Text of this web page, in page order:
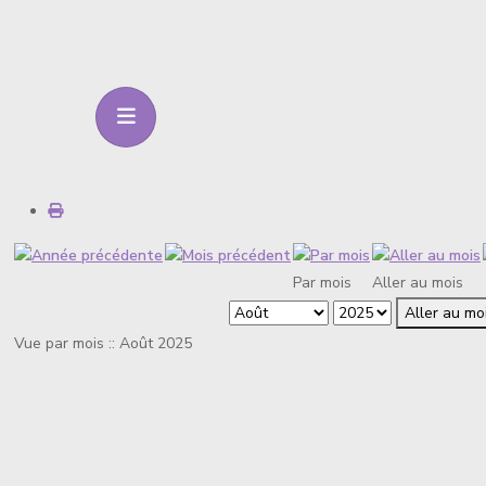
Par mois
Aller au mois
Aller au
Vue par mois :: Août 2025